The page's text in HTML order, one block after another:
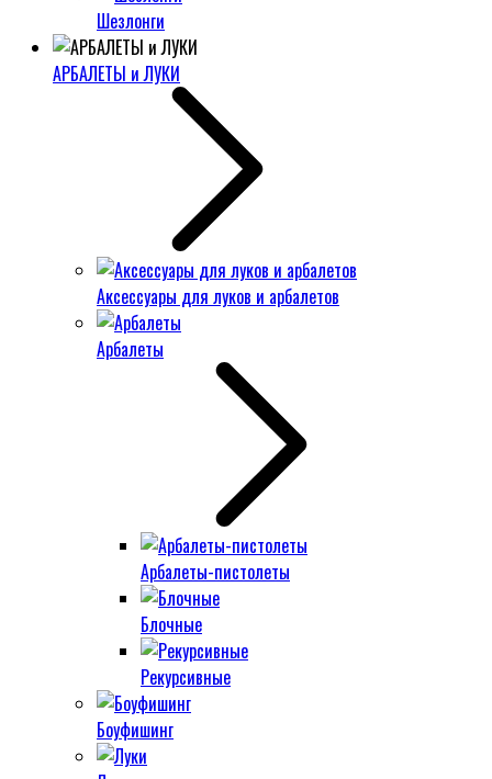
Шезлонги
АРБАЛЕТЫ и ЛУКИ
Аксессуары для луков и арбалетов
Арбалеты
Арбалеты-пистолеты
Блочные
Рекурсивные
Боуфишинг